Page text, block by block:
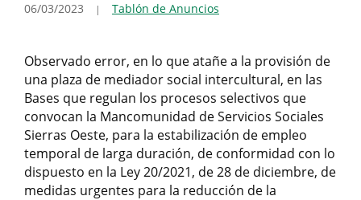
06/03/2023 Tablón de Anuncios
Observado error, en lo que atañe a la provisión de
una plaza de mediador social intercultural, en las
Bases que regulan los procesos selectivos que
convocan la Mancomunidad de Servicios Sociales
Sierras Oeste, para la estabilización de empleo
temporal de larga duración, de conformidad con lo
dispuesto en la Ley 20/2021, de 28 de diciembre, de
medidas urgentes para la reducción de la